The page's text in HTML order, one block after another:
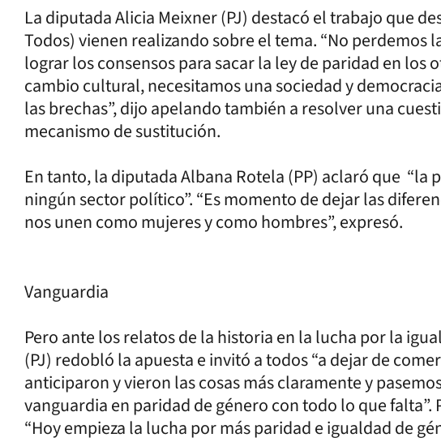
La diputada Alicia Meixner (PJ) destacó el trabajo que
Todos) vienen realizando sobre el tema. “No perdemos
lograr los consensos para sacar la ley de paridad en los
cambio cultural, necesitamos una sociedad y
las brechas”, dijo apelando también a resolver una
mecanismo de sustitución.
En tanto, la diputada Albana Rotela (PP) aclaró que “la
ningún sector político”. “Es momento de dejar las
nos unen como mujeres y como hombres”, expresó.
Vanguardia
Pero ante los relatos de la historia en la lucha por la
(PJ) redobló la apuesta e invitó a todos “a dejar de
anticiparon y vieron las cosas más claramente y
vanguardia en paridad de género con todo lo que falta”.
“Hoy empieza la lucha por más paridad e igualdad de